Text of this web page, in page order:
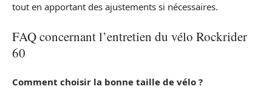
tout en apportant des ajustements si nécessaires.
FAQ concernant l’entretien du vélo Rockrider
60
Comment choisir la bonne taille de vélo ?